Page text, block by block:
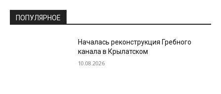
ПОПУЛЯРНОЕ
Началась реконструкция Гребного
канала в Крылатском
10.08.2026